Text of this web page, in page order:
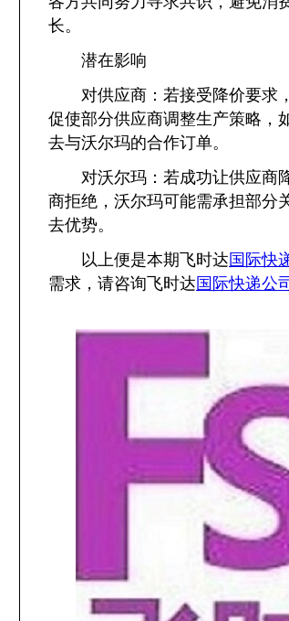
长。
潜在影响
对供应商：若接受降价要求，
促使部分供应商调整生产策略，
去与沃尔玛的合作订单。
对沃尔玛：若成功让供应商降
商拒绝，沃尔玛可能需承担部分
去优势。
以上便是本期飞时达 国际快
需求，请咨询飞时达 国际快递公司